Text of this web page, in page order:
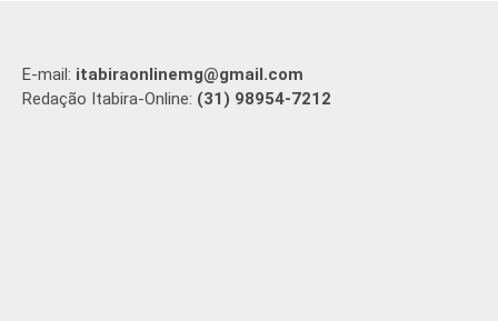
E-mail: itabiraonlinemg@gmail.com
Redação Itabira-Online: (31) 98954-7212